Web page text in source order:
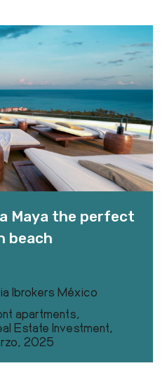
Maya the perfect
beach
Ibrokers México
apartments,
Estate Investment,
2025